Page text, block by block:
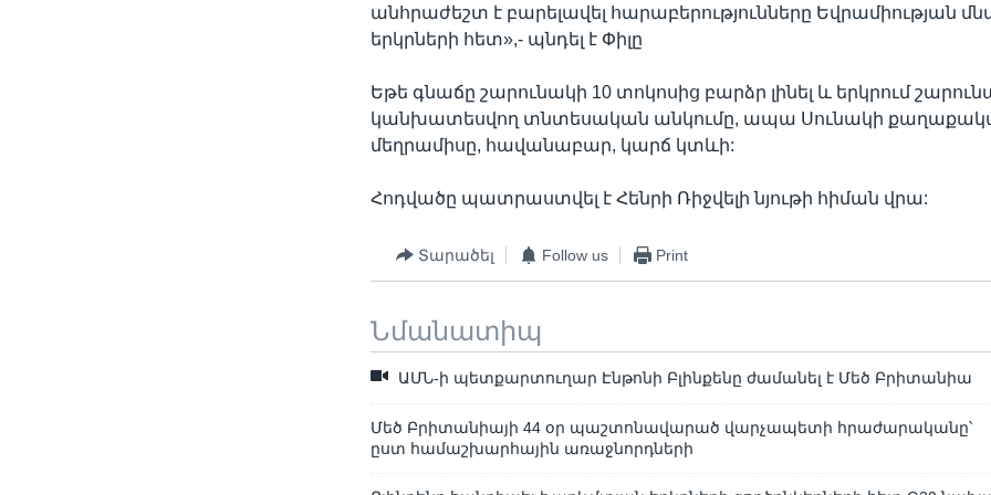
անհրաժեշտ է բարելավել հարաբերությունները Եվրամիության
երկրների հետ»,- պնդել է Փիլը
Եթե գնաճը շարունակի 10 տոկոսից բարձր լինել և երկրում
կանխատեսվող տնտեսական անկումը, ապա Սունակի
մեղրամիսը, հավանաբար, կարճ կտևի:
Հոդվածը պատրաստվել է Հենրի Ռիջվելի նյութի հիման վրա:
Տարածել Follow us Print
Նմանատիպ
ԱՄՆ-ի պետքարտուղար Էնթոնի Բլինքենը ժամանել է Մեծ Բրիտանիա
Մեծ Բրիտանիայի 44 օր պաշտոնավարած վարչապետի հրաժարականը՝
ըստ համաշխարհային առաջնորդների